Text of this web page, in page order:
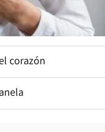
corazón